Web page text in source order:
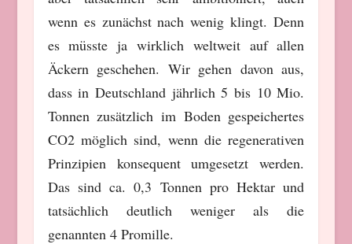
wenn es zunächst nach wenig klingt. Denn
es müsste ja wirklich weltweit auf allen
Äckern geschehen. Wir gehen davon aus,
dass in Deutschland jährlich 5 bis 10 Mio.
Tonnen zusätzlich im Boden gespeichertes
CO2 möglich sind, wenn die regenerativen
Prinzipien konsequent umgesetzt werden.
Das sind ca. 0,3 Tonnen pro Hektar und
tatsächlich deutlich weniger als die
genannten 4 Promille.